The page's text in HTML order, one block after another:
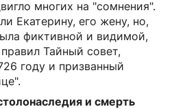
многих на "сомнения".
Екатерину, его жену, но,
фиктивной и видимой,
Тайный совет,
году и призванный
и смерть